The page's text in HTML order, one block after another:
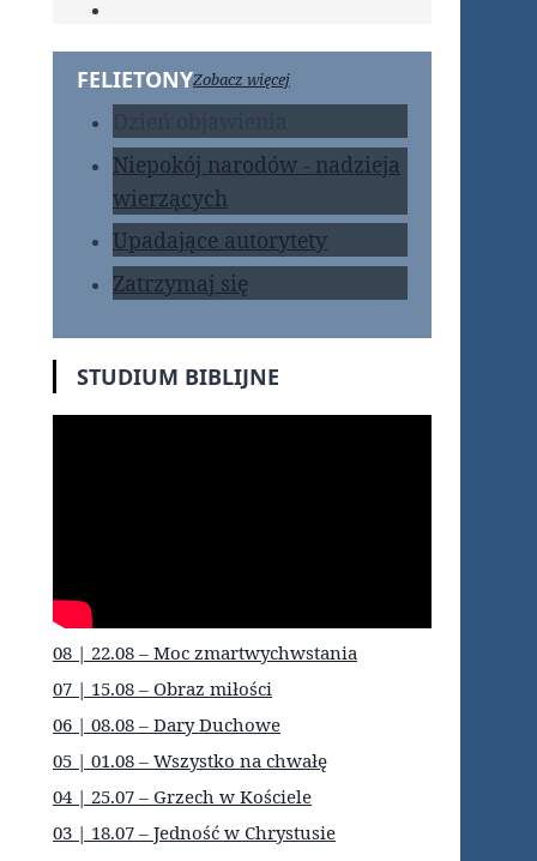
FELIETONYZobacz więcej
Niepokój narodów - nadzieja
wierzących
Upadające autorytety
Zatrzymaj się
STUDIUM BIBLIJNE
08 | 22.08 – Moc zmartwychwstania
07 | 15.08 – Obraz miłości
06 | 08.08 – Dary Duchowe
05 | 01.08 – Wszystko na chwałę
04 | 25.07 – Grzech w Kościele
03 | 18.07 – Jedność w Chrystusie